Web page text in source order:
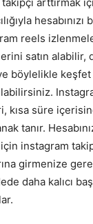
hesabınızı
reels
satın alabilir,
böylelikle keşfet
kısa süre
tanır.
instagram
girmenize
daha kalıcı